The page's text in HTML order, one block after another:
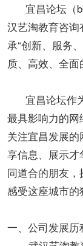
宜昌论坛（
汉艺淘教育咨
承“创新、服务
质、高效、全面
宜昌论坛作
最具影响力的网
关注宜昌发展
享信息、展示
同道合的朋友，
感受这座城市的
一、公司发展历